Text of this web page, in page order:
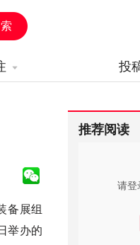
投
备展组
举办的
推荐阅读
请登